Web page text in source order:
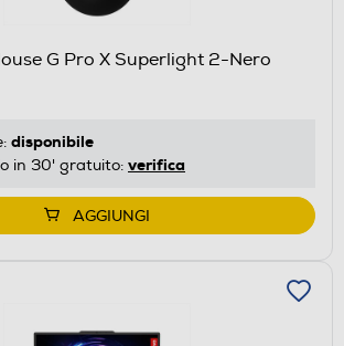
G Pro X Superlight 2-Nero
disponibile
in 30' gratuito: verifica
AGGIUNGI